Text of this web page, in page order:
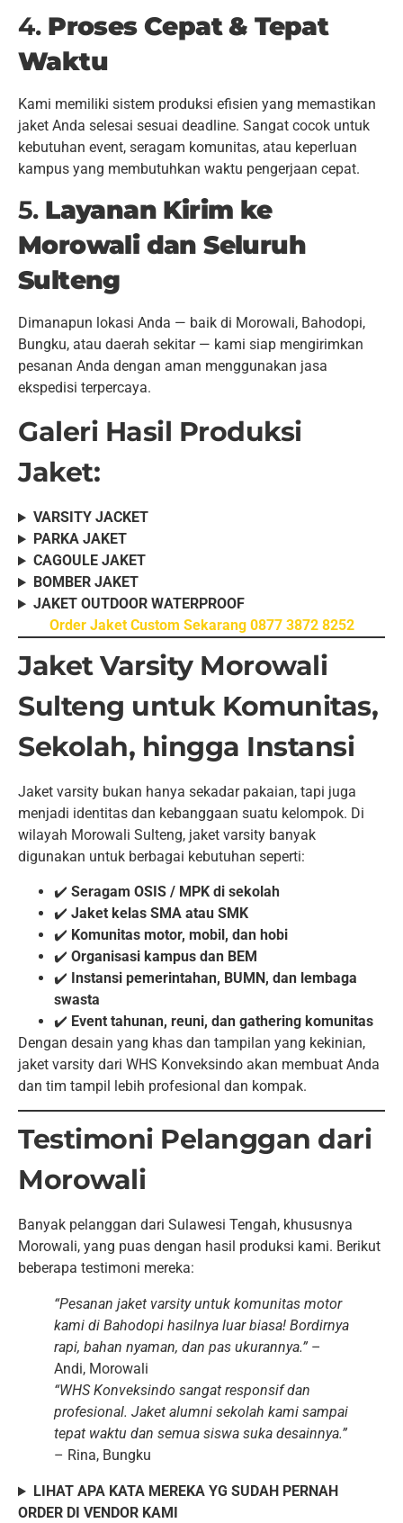
4. Proses Cepat & Tepat
Waktu
Kami memiliki sistem produksi efisien yang memastikan
jaket Anda selesai sesuai deadline. Sangat cocok untuk
kebutuhan event, seragam komunitas, atau keperluan
kampus yang membutuhkan waktu pengerjaan cepat.
5. Layanan Kirim ke
Morowali dan Seluruh
Sulteng
Dimanapun lokasi Anda — baik di Morowali, Bahodopi,
Bungku, atau daerah sekitar — kami siap mengirimkan
pesanan Anda dengan aman menggunakan jasa
ekspedisi terpercaya.
Galeri Hasil Produksi
Jaket:
VARSITY JACKET
PARKA JAKET
CAGOULE JAKET
BOMBER JAKET
JAKET OUTDOOR WATERPROOF
Order Jaket Custom Sekarang 0877 3872 8252
Jaket Varsity Morowali
Sulteng untuk Komunitas,
Sekolah, hingga Instansi
Jaket varsity bukan hanya sekadar pakaian, tapi juga
menjadi identitas dan kebanggaan suatu kelompok. Di
wilayah Morowali Sulteng, jaket varsity banyak
digunakan untuk berbagai kebutuhan seperti:
✔️ Seragam OSIS / MPK di sekolah
✔️ Jaket kelas SMA atau SMK
✔️ Komunitas motor, mobil, dan hobi
✔️ Organisasi kampus dan BEM
✔️ Instansi pemerintahan, BUMN, dan lembaga
swasta
✔️ Event tahunan, reuni, dan gathering komunitas
Dengan desain yang khas dan tampilan yang kekinian,
jaket varsity dari WHS Konveksindo akan membuat Anda
dan tim tampil lebih profesional dan kompak.
Testimoni Pelanggan dari
Morowali
Banyak pelanggan dari Sulawesi Tengah, khususnya
Morowali, yang puas dengan hasil produksi kami. Berikut
beberapa testimoni mereka:
“Pesanan jaket varsity untuk komunitas motor
kami di Bahodopi hasilnya luar biasa! Bordirnya
rapi, bahan nyaman, dan pas ukurannya.” –
Andi, Morowali
“WHS Konveksindo sangat responsif dan
profesional. Jaket alumni sekolah kami sampai
tepat waktu dan semua siswa suka desainnya.”
– Rina, Bungku
LIHAT APA KATA MEREKA YG SUDAH PERNAH
ORDER DI VENDOR KAMI